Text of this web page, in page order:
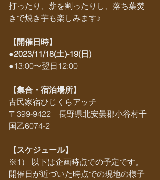
打ったり、薪を割ったりし、落ち葉焚
きで焼き芋も楽しみます♪
【開催日時】
●2023/11/18(土)-19(日)
●13:00〜翌日12:00
【集合・宿泊場所】
古民家宿ひじくらアッチ
〒399-9422　長野県北安曇郡小谷村千
国乙6074-2
【スケジュール】
※1） 以下は企画時点での予定です。
開催日が近づいた時点での現地の様子